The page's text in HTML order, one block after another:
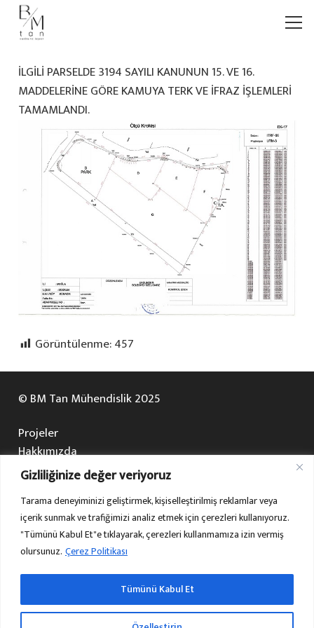
Gizliliğinize değer veriyoruz
Tarama deneyiminizi geliştirmek, kişiselleştirilmiş reklamlar veya
içerik sunmak ve trafiğimizi analiz etmek için çerezleri kullanıyoruz.
"Tümünü Kabul Et"e tıklayarak, çerezleri kullanmamıza izin vermiş
olursunuz. Çerez Politikası
Tümünü Kabul Et
İLGİLİ PARSELDE 3194 SAYILI KANUNUN 15. VE 16.
MADDELERİNE GÖRE KAMUYA TERK VE İFRAZ İŞLEMLERİ
TAMAMLANDI.
Görüntülenme:457
© BM Tan Mühendislik 2025
Projeler
Hakkımızda
Çalışma Alanlarımız
Bize Ulaşın
HaritaOfis
Yapı Hesabı
Blog
HKMO Ücret Hesabı
Instagram